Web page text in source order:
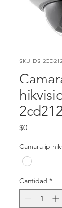
SKU: DS-
$0Precio
Camara ip
Cantidad *